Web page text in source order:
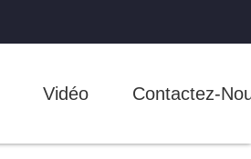
Vidéo Contactez-